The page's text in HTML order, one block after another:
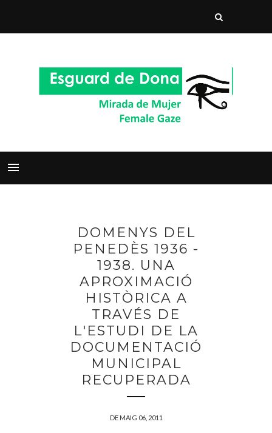
DOMENYS DEL
PENEDÈS 1936 -
1938. UNA
APROXIMACIÓ
HISTÒRICA A
TRAVÉS DE
L'ESTUDI DE LA
DOCUMENTACIÓ
MUNICIPAL
RECUPERADA
DE MAIG 06, 2011